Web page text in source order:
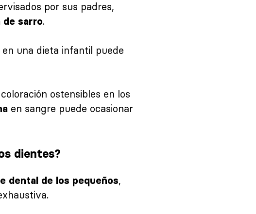
por sus padres,
de sarro.
en una dieta infantil puede
ostensibles en los
en sangre puede ocasionar
dientes?
dental de los pequeños,